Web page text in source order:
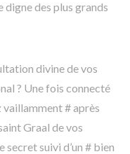
digne des plus grands
divine de vos
? Une fois connecté
# après
Graal de vos
secret suivi d’un # bien